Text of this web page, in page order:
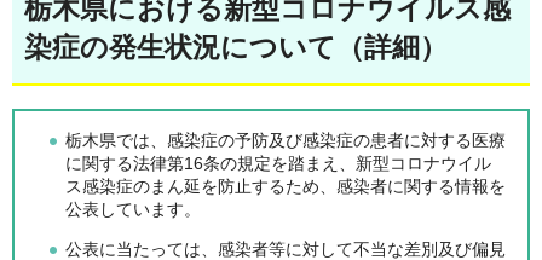
栃木県における新型コロナウイルス感
染症の発生状況について（詳細）
栃木県では、感染症の予防及び感染症の患者に対する医療
に関する法律第16条の規定を踏まえ、新型コロナウイル
ス感染症のまん延を防止するため、感染者に関する情報を
公表しています。
公表に当たっては、感染者等に対して不当な差別及び偏見